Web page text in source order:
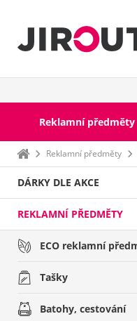
Reklamní předměty
Domů Reklamní předměty
DÁRKY DLE AKCE
REKLAMNÍ PŘEDMĚTY
ECO reklamní
Tašky
Batohy, cestování